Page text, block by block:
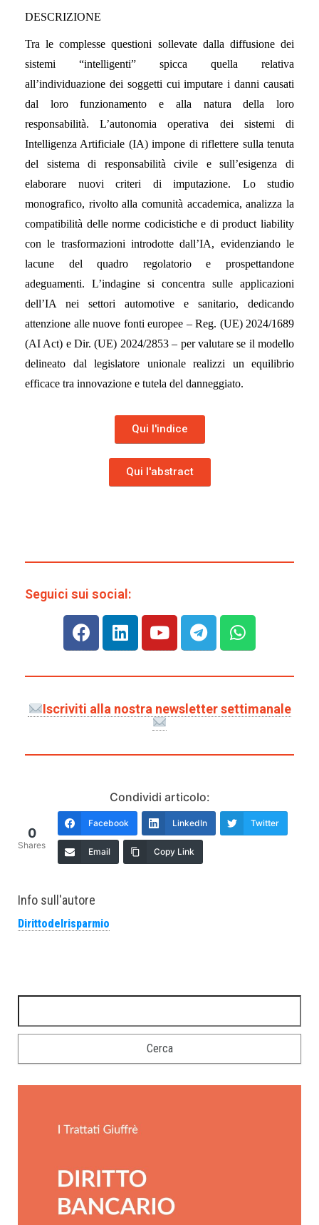
DESCRIZIONE
Tra le complesse questioni sollevate dalla diffusione dei
sistemi “intelligenti” spicca quella relativa
all’individuazione dei soggetti cui imputare i danni causati
dal loro funzionamento e alla natura della loro
responsabilità. L’autonomia operativa dei sistemi di
Intelligenza Artificiale (IA) impone di riflettere sulla tenuta
del sistema di responsabilità civile e sull’esigenza di
elaborare nuovi criteri di imputazione. Lo studio
monografico, rivolto alla comunità accademica, analizza la
compatibilità delle norme codicistiche e di product liability
con le trasformazioni introdotte dall’IA, evidenziando le
lacune del quadro regolatorio e prospettandone
adeguamenti. L’indagine si concentra sulle applicazioni
dell’IA nei settori automotive e sanitario, dedicando
attenzione alle nuove fonti europee – Reg. (UE) 2024/1689
(AI Act) e Dir. (UE) 2024/2853 – per valutare se il modello
delineato dal legislatore unionale realizzi un equilibrio
efficace tra innovazione e tutela del danneggiato.
Qui l'indice
Qui l'abstract
Seguici sui social:
Iscriviti alla nostra newsletter settimanale
Condividi articolo:
0
Shares
Facebook LinkedIn Twitter
Email Copy Link
Info sull'autore
Dirittodelrisparmio